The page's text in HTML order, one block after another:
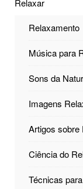
Relaxar
Relaxamento
Música para
Sons da
Imagens
Artigos sobre
Ciência do
Técnicas